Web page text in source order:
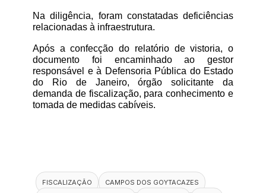
Na diligência, foram constatadas deficiências
relacionadas à infraestrutura.
Após a confecção do relatório de vistoria, o
documento foi encaminhado ao gestor
responsável e à Defensoria Pública do Estado
do Rio de Janeiro, órgão solicitante da
demanda de fiscalização, para conhecimento e
tomada de medidas cabíveis.
FISCALIZAÇÃO CAMPOS DOS GOYTACAZES